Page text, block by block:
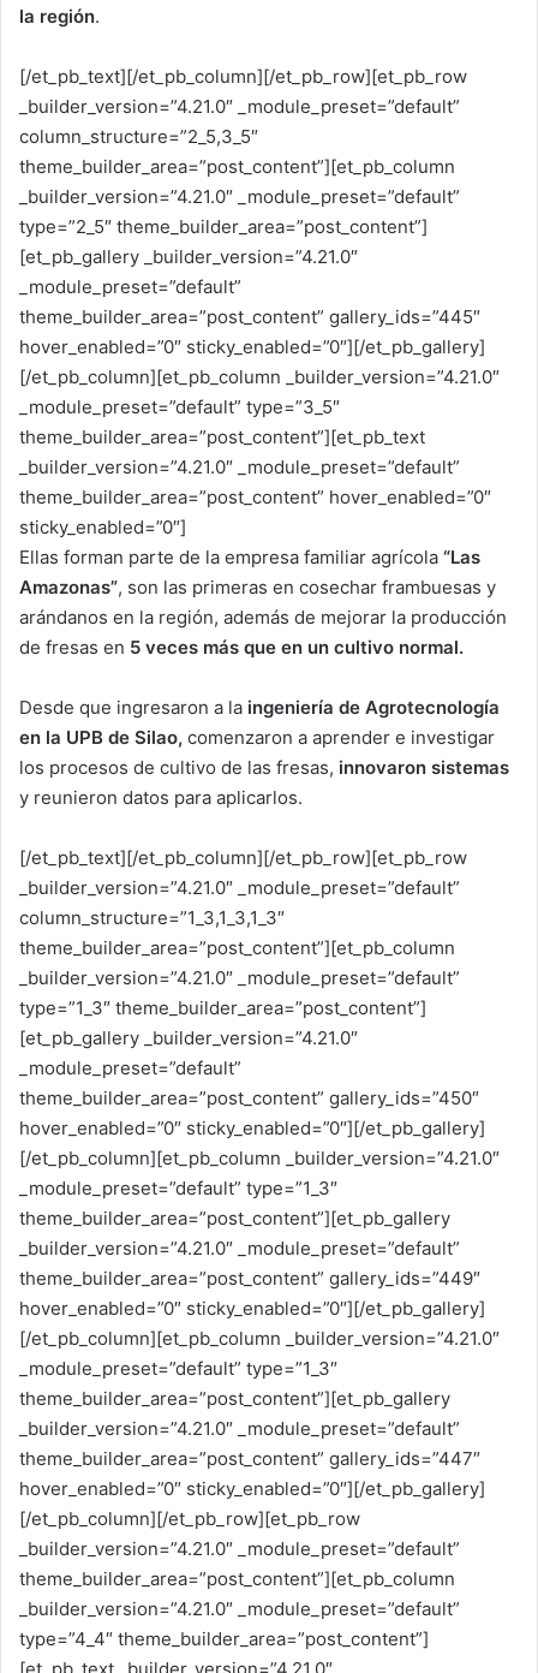
la región.
[/et_pb_text][/et_pb_column][/et_pb_row][et_pb_row
_builder_version=”4.21.0″ _module_preset=”default”
column_structure=”2_5,3_5″
theme_builder_area=”post_content”][et_pb_column
_builder_version=”4.21.0″ _module_preset=”default”
type=”2_5″ theme_builder_area=”post_content”]
[et_pb_gallery _builder_version=”4.21.0″
_module_preset=”default”
theme_builder_area=”post_content” gallery_ids=”445″
hover_enabled=”0″ sticky_enabled=”0″][/et_pb_gallery]
[/et_pb_column][et_pb_column _builder_version=”4.21.0″
_module_preset=”default” type=”3_5″
theme_builder_area=”post_content”][et_pb_text
_builder_version=”4.21.0″ _module_preset=”default”
theme_builder_area=”post_content” hover_enabled=”0″
sticky_enabled=”0″]
Ellas forman parte de la empresa familiar agrícola “Las
Amazonas”, son las primeras en cosechar frambuesas y
arándanos en la región, además de mejorar la producción
de fresas en 5 veces más que en un cultivo normal.
Desde que ingresaron a la ingeniería de Agrotecnología
en la UPB de Silao, comenzaron a aprender e investigar
los procesos de cultivo de las fresas, innovaron sistemas
y reunieron datos para aplicarlos.
[/et_pb_text][/et_pb_column][/et_pb_row][et_pb_row
_builder_version=”4.21.0″ _module_preset=”default”
column_structure=”1_3,1_3,1_3″
theme_builder_area=”post_content”][et_pb_column
_builder_version=”4.21.0″ _module_preset=”default”
type=”1_3″ theme_builder_area=”post_content”]
[et_pb_gallery _builder_version=”4.21.0″
_module_preset=”default”
theme_builder_area=”post_content” gallery_ids=”450″
hover_enabled=”0″ sticky_enabled=”0″][/et_pb_gallery]
[/et_pb_column][et_pb_column _builder_version=”4.21.0″
_module_preset=”default” type=”1_3″
theme_builder_area=”post_content”][et_pb_gallery
_builder_version=”4.21.0″ _module_preset=”default”
theme_builder_area=”post_content” gallery_ids=”449″
hover_enabled=”0″ sticky_enabled=”0″][/et_pb_gallery]
[/et_pb_column][et_pb_column _builder_version=”4.21.0″
_module_preset=”default” type=”1_3″
theme_builder_area=”post_content”][et_pb_gallery
_builder_version=”4.21.0″ _module_preset=”default”
theme_builder_area=”post_content” gallery_ids=”447″
hover_enabled=”0″ sticky_enabled=”0″][/et_pb_gallery]
[/et_pb_column][/et_pb_row][et_pb_row
_builder_version=”4.21.0″ _module_preset=”default”
theme_builder_area=”post_content”][et_pb_column
_builder_version=”4.21.0″ _module_preset=”default”
type=”4_4″ theme_builder_area=”post_content”]